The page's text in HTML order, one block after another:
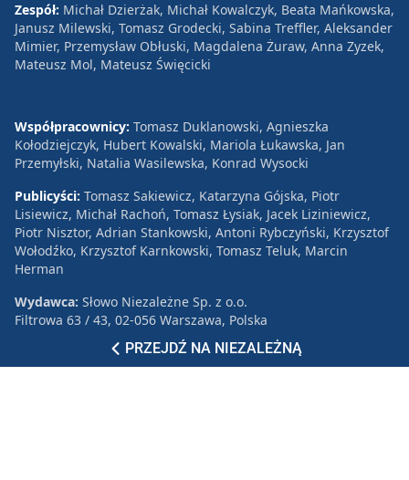
PRZEJDŹ NA NIEZALEŻNĄ
Zespół: Michał Dzierżak, Michał Kowalczyk, Beata Mańkowska,
Janusz Milewski, Tomasz Grodecki, Sabina Treffler, Aleksander
Mimier, Przemysław Obłuski, Magdalena Żuraw, Anna Zyzek,
Mateusz Mol, Mateusz Święcicki
Współpracownicy: Tomasz Duklanowski, Agnieszka
Kołodziejczyk, Hubert Kowalski, Mariola Łukawska, Jan
Przemyłski, Natalia Wasilewska, Konrad Wysocki
Publicyści: Tomasz Sakiewicz, Katarzyna Gójska, Piotr
Lisiewicz, Michał Rachoń, Tomasz Łysiak, Jacek Liziniewicz,
Piotr Nisztor, Adrian Stankowski, Antoni Rybczyński, Krzysztof
Wołodźko, Krzysztof Karnkowski, Tomasz Teluk, Marcin
Herman
Wydawca: Słowo Niezależne Sp. z o.o.
Filtrowa 63 / 43, 02-056 Warszawa, Polska